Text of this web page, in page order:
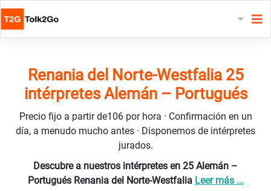
Renania del Norte-Westfalia 25
intérpretes Alemán – Portugués
Precio fijo a partir de106 por hora · Confirmación en un
día, a menudo mucho antes · Disponemos de intérpretes
jurados.
Descubre a nuestros intérpretes en 25 Alemán –
Portugués Renania del Norte-Westfalia Leer más ...